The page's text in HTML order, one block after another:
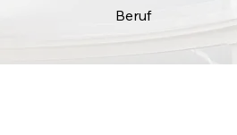
Beruf